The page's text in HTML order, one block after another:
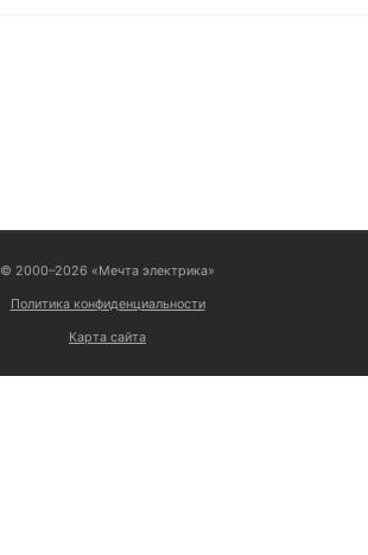
© 2000–2026 «Мечта электрика»
Политика конфиденциальности
Карта сайта